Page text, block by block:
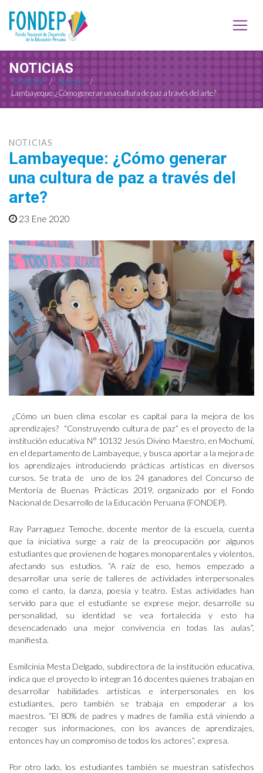
NOTICIAS
FONDEP / Noticias
/
Lambayeque: ¿Cómo generar una cultura de paz a través del arte?
NOTICIAS
Lambayeque: ¿Cómo generar
una cultura de paz a través del
arte?
23 Ene 2020
¿Cómo un buen clima escolar es capital para la mejora de los
aprendizajes? “Construyendo cultura de paz” es el proyecto de la
institución educativa N° 10132 Jesús Divino Maestro, en Mochumí,
en el departamento de Lambayeque, y busca aportar a la mejora de
los aprendizajes introduciendo prácticas artísticas en diversos
cursos. Se trata de uno de los 24 ganadores del Concurso de
Mentoría de Buenas Prácticas 2019, organizado por el Fondo
Nacional de Desarrollo de la Educación Peruana (FONDEP).
Ray Parraguez Temoche, docente mentor de la escuela, cuenta
que la iniciativa surge a raíz de la preocupación por algunos
estudiantes que provienen de hogares monoparentales y violentos,
afectando sus estudios. “A raíz de eso, hemos empezado a
desarrollar una serie de talleres de actividades interpersonales
como el canto, la danza, poesía y teatro. Estas actividades han
servido para que el estudiante se exprese mejor, desarrolle su
personalidad, su identidad se vea fortalecida y esto ha
desencadenado una mejor convivencia en todas las aulas”,
manifiesta.
Esmilcinia Mesta Delgado, subdirectora de la institución educativa,
indica que el proyecto lo integran 16 docentes quienes trabajan en
desarrollar habilidades artísticas e interpersonales en los
estudiantes, pero también se trabaja en empoderar a los
maestros. “El 80% de padres y madres de familia está viniendo a
recoger sus informaciones, con los avances de aprendizajes,
entonces hay un compromiso de todos los actores”, expresa.
Por otro lado, los estudiantes también se muestran satisfechos